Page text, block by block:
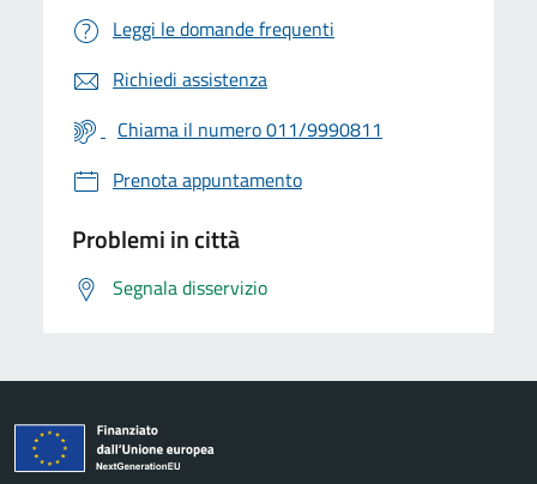
Leggi le domande frequenti
Richiedi assistenza
Chiama il numero 011/9990811
Prenota appuntamento
Problemi in città
Segnala disservizio